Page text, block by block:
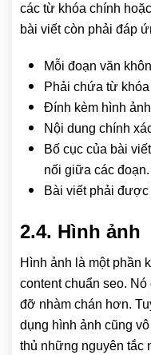
các từ khóa chính
bài viết còn phải đáp
Mỗi đoạn văn
Phải chứa từ
Đính kèm hình
Nội dung chính
Bố cục của bài
nối giữa các đoạn.
Bài viết phải
2.4. Hình ảnh
Hình ảnh là một phần
content chuẩn seo.
đỡ nhàm chán hơn.
dụng hình ảnh cũng
thủ những nguyên tắc